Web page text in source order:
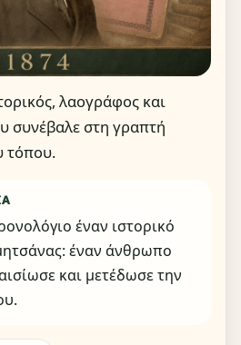
λαογράφος και
συνέβαλε στη γραπτή
τόπου.
έναν ιστορικό
έναν άνθρωπο
και μετέδωσε την